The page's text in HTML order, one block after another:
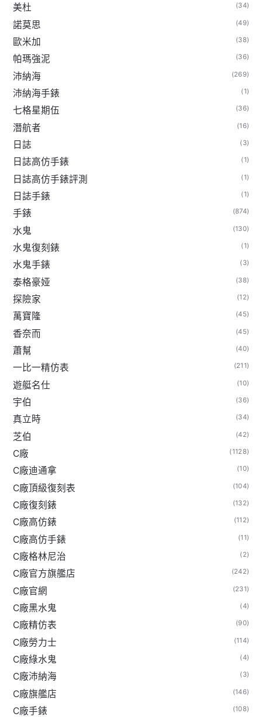
美杜 (34)
諾莫思 (49)
歐米加 (38)
帕瑪強泥 (36)
沛納海 (269)
沛納海手錶 (1)
七格星期伍 (36)
潛航者 (16)
日誌 (3)
日誌高仿手錶 (1)
日誌高仿手錶評測 (1)
日誌手錶 (1)
手錶 (874)
水鬼 (130)
水鬼復刻錶 (1)
水鬼手錶 (3)
泰格豪娅 (38)
探險家 (12)
萬寶隆 (45)
香奈而 (45)
蕭幫 (40)
一比一精仿表 (211)
遊艇名仕 (10)
宇伯 (36)
真立時 (34)
芝伯 (42)
C廠 (1128)
C廠迪通拿 (10)
C廠頂級復刻表 (104)
C廠復刻錶 (132)
C廠高仿錶 (112)
C廠高仿手錶 (11)
C廠格林尼治 (2)
C廠官方旗艦店 (242)
C廠官網 (231)
C廠黑水鬼 (4)
C廠精仿表 (90)
C廠勞力士 (114)
C廠綠水鬼 (4)
C廠沛納海 (3)
C廠旗艦店 (146)
C廠手錶 (108)